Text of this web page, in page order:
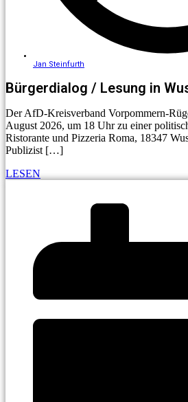
Jan Steinfurth
Bürgerdialog / Lesung in
Der AfD-Kreisverband Vorpommern-
August 2026, um 18 Uhr zu einer
Ristorante und Pizzeria Roma, 18347
Publizist […]
LESEN